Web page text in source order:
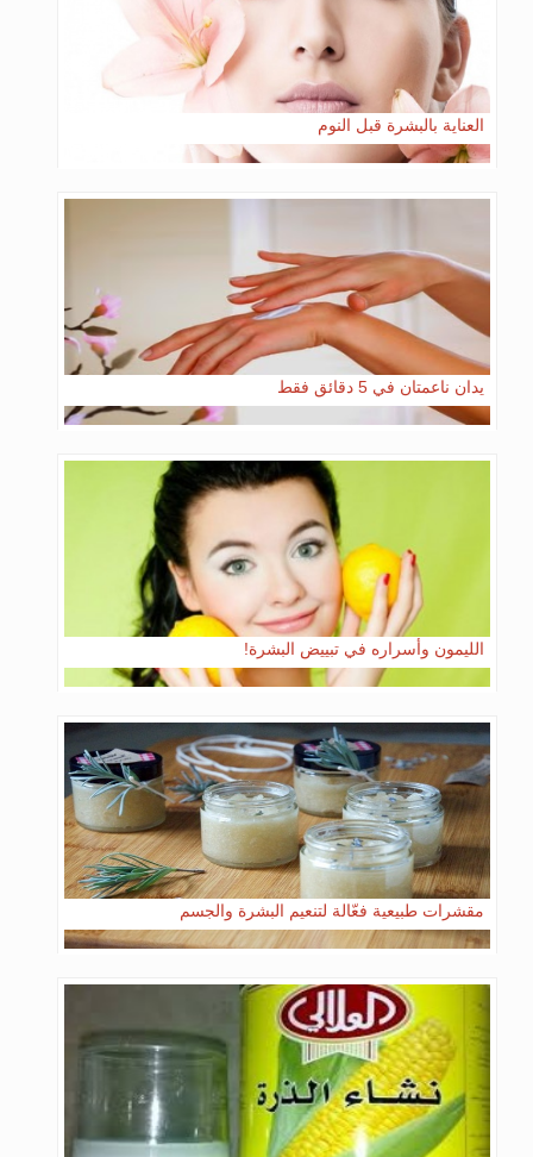
العناية بالبشرة قبل النوم
يدان ناعمتان في 5 دقائق فقط
الليمون وأسراره في تبييض البشرة!
مقشرات طبيعية فعّالة لتنعيم البشرة والجسم